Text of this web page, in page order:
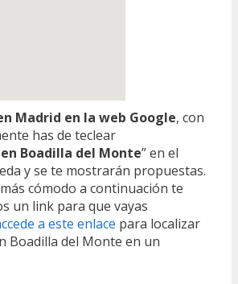
Madrid en la web Google, con
has de teclear
Boadilla del Monte” en el
y se te mostrarán propuestas.
cómodo a continuación te
un link para que vayas
a este enlace para localizar
Boadilla del Monte en un